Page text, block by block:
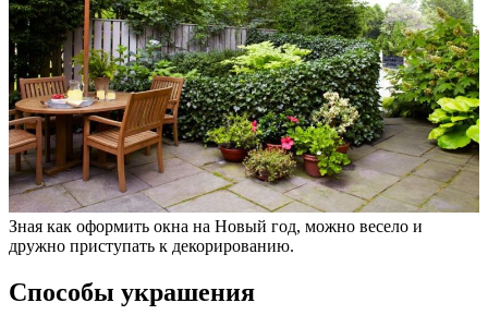
Зная как оформить окна на Новый год, можно весело и
дружно приступать к декорированию.
Способы украшения